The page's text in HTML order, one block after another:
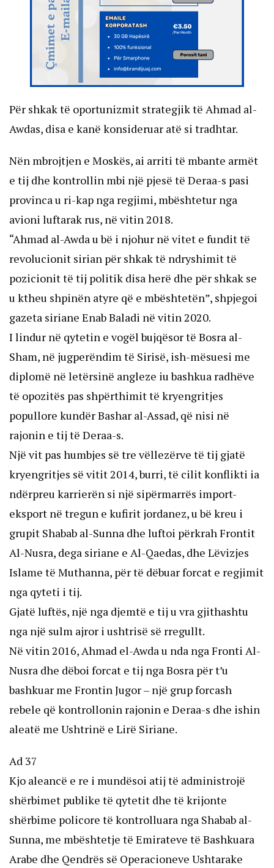
Për shkak të oportunizmit strategjik të Ahmad al-
Awdas, disa e kanë konsideruar atë si tradhtar.
Nën mbrojtjen e Moskës, ai arriti të mbante armët
e tij dhe kontrollin mbi një pjesë të Deraa-s pasi
provinca u ri-kap nga regjimi, mbështetur nga
avioni luftarak rus, në vitin 2018.
“Ahmad al-Awda u bë i njohur në vitet e fundit të
revolucionit sirian për shkak të ndryshimit të
pozicionit të tij politik disa herë dhe për shkak se
u ktheu shpinën atyre që e mbështetën”, shpjegoi
gazeta siriane Enab Baladi në vitin 2020.
I lindur në qytetin e vogël bujqësor të Bosra al-
Sham, në jugperëndim të Sirisë, ish-mësuesi me
diplomë në letërsinë angleze iu bashkua radhëve
të opozitës pas shpërthimit të kryengritjes
popullore kundër Bashar al-Assad, që nisi në
rajonin e tij të Deraa-s.
Një vit pas humbjes së tre vëllezërve të tij gjatë
kryengritjes së vitit 2014, burri, të cilit konflikti ia
ndërpreu karrierën si një sipërmarrës import-
eksport në tregun e kufirit jordanez, u bë kreu i
grupit Shabab al-Sunna dhe luftoi përkrah Frontit
Al-Nusra, dega siriane e Al-Qaedas, dhe Lëvizjes
Islame të Muthanna, për të dëbuar forcat e regjimit
nga qyteti i tij.
Gjatë luftës, një nga djemtë e tij u vra gjithashtu
nga një sulm ajror i ushtrisë së rregullt.
Në vitin 2016, Ahmad el-Awda u nda nga Fronti Al-
Nusra dhe dëboi forcat e tij nga Bosra për t’u
bashkuar me Frontin Jugor – një grup forcash
rebele që kontrollonin rajonin e Deraa-s dhe ishin
aleatë me Ushtrinë e Lirë Siriane.
Ad 37
Kjo aleancë e re i mundësoi atij të administrojë
shërbimet publike të qytetit dhe të krijonte
shërbime policore të kontrolluara nga Shabab al-
Sunna, me mbështetje të Emirateve të Bashkuara
Arabe dhe Qendrës së Operacioneve Ushtarake